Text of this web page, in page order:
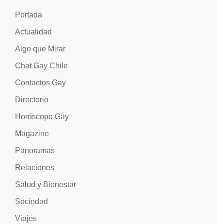
Portada
Actualidad
Algo que Mirar
Chat Gay Chile
Contactos Gay
Directorio
Horóscopo Gay
Magazine
Panoramas
Relaciones
Salud y Bienestar
Sociedad
Viajes